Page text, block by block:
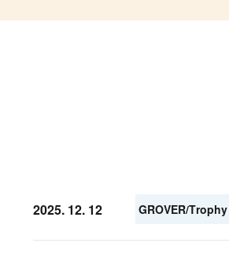
2025. 12. 12 GROVER/Trophy